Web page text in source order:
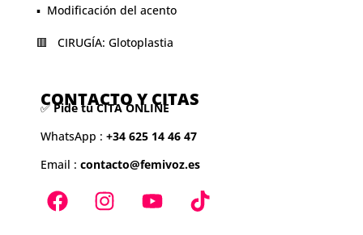
▪️ Modificación del acento
🟥 CIRUGÍA: Glotoplastia
CONTACTO Y CITAS
✅Pide tu CITA ONLINE
WhatsApp : +34 625 14 46 47
Email : contacto@femivoz.es